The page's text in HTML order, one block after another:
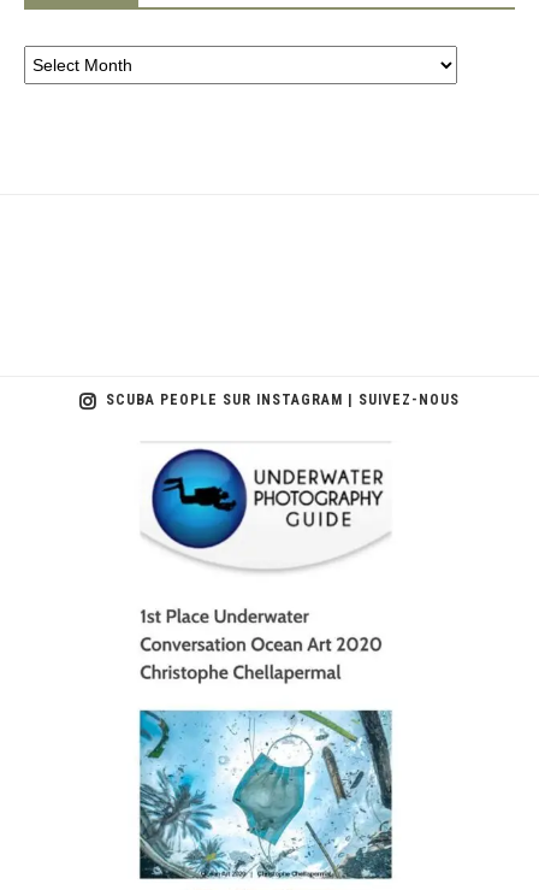
SCUBA PEOPLE SUR INSTAGRAM | SUIVEZ-NOUS
scuba_people_magazine